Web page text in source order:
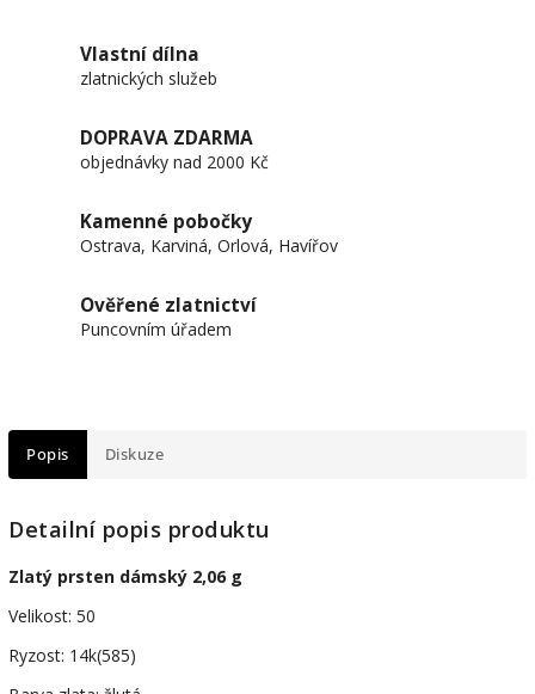
Vlastní dílna
zlatnických služeb
DOPRAVA ZDARMA
objednávky nad 2000 Kč
Kamenné pobočky
Ostrava, Karviná, Orlová, Havířov
Ověřené zlatnictví
Puncovním úřadem
Popis Diskuze
Detailní popis produktu
Zlatý prsten dámský 2,06 g
Velikost: 50
Ryzost: 14k(585)